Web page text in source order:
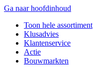
Ga naar hoofdinhoud
Toon hele assortiment
Klusadvies
Klantenservice
Actie
Bouwmarkten